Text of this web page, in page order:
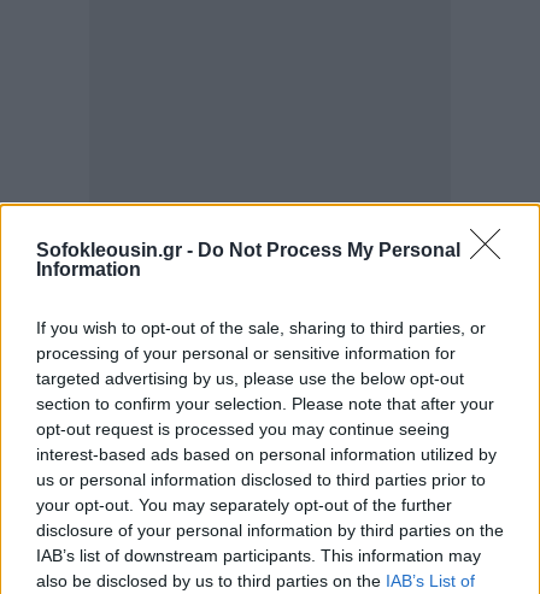
Sofokleousin.gr - Do Not Process My Personal
Information
If you wish to opt-out of the sale, sharing to third parties, or
processing of your personal or sensitive information for
targeted advertising by us, please use the below opt-out
section to confirm your selection. Please note that after your
opt-out request is processed you may continue seeing
interest-based ads based on personal information utilized by
us or personal information disclosed to third parties prior to
your opt-out. You may separately opt-out of the further
disclosure of your personal information by third parties on the
IAB’s list of downstream participants. This information may
also be disclosed by us to third parties on the IAB’s List of
“Η Κίνα δεν ηγείται παγκοσμίως, μόνο στην
επιδεικνύει αξιοσημείωτη ζωτικότητα στην
οικοδόμηση ενός ταχέως αναπτυσσόμενου
οικοσυστήματος για την ψηφιακή καινοτομία”,
τόνισε ο Ντέκερ.
“Ενώνοντας τις δυνάμεις μας με το οικοσύστημα
καινοτομίας της Κίνας, στοχεύουμε να εξελίξουμε
τον ψηφιακό μετασχηματισμό του ομίλου της BMW,